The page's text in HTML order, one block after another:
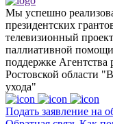
Мы успешно
президентских
телевизионный
паллиативной
поддержке Агентства
Ростовской области
ухода"
Подать заявление на